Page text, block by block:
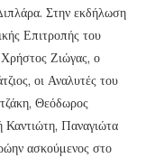
Στην εκδήλωση
Επιτροπής του
Ζιώγας, ο
οι Αναλυτές του
Θεόδωρος
Παναγιώτα
ασκούμενος στο